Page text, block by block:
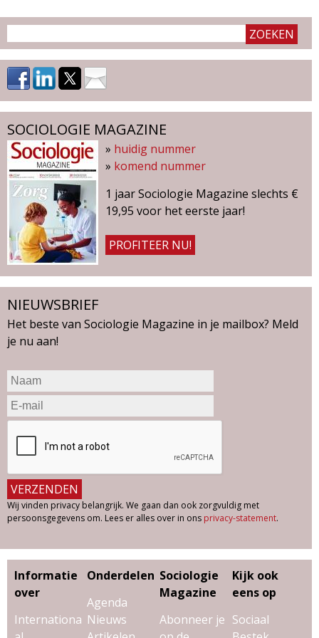
i
o
l
o
g
i
e
M
a
g
a
z
n
e
d
m
e
n
u
SOCIOLOGIE MAGAZINE
» huidig nummer
» komend nummer
1 jaar Sociologie Magazine slechts €
19,95 voor het eerste jaar!
PROFITEER NU!
NIEUWSBRIEF
Het beste van Sociologie Magazine in je mailbox? Meld
je nu aan!
Wij vinden privacy belangrijk. We gaan dan ook zorgvuldig met
persoonsgegevens om. Lees er alles over in ons privacy-statement.
Informatie
over
Internationa
Onderdelen
Agenda
Nieuws
Sociologie
Magazine
Abonneer je
Kijk ook
eens op
Sociaal